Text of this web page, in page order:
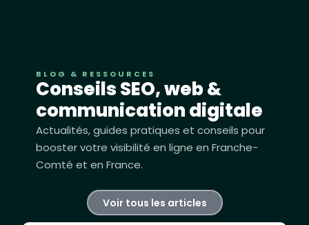
BLOG & RESSOURCES
Conseils SEO, web &
communication digitale
Actualités, guides pratiques et conseils pour
booster votre visibilité en ligne en Franche-
Comté et en France.
Voir tous les articles